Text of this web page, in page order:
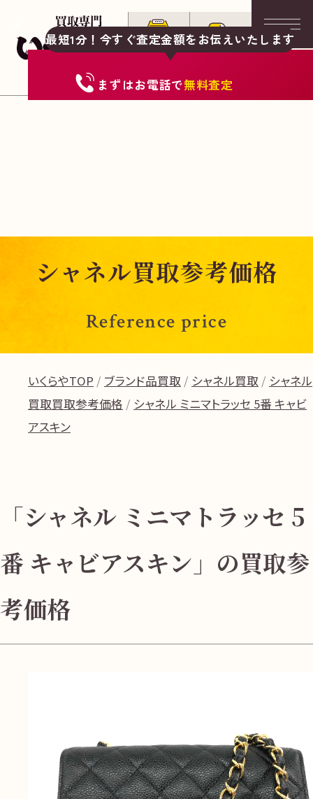
最短1分！今すぐ査定金額をお伝えいたします
まずはお電話で無料査定
無 料
電話で今すぐ無料査定
総合受付 10:00-19:00（年中無休）/通話料無料
シャネル買取参考価格
Reference price
いくらやTOP ブランド品買取 シャネル買取
シャネル
買取買取参考価格
シャネル ミニマトラッセ 5番 キャビ
アスキン
「シャネル ミニマトラッセ 5
番 キャビアスキン」の買取参
考価格